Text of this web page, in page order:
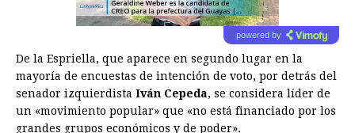
powered by
De la Espriella, que aparece en segundo lugar en la
mayoría de encuestas de intención de voto, por detrás del
senador izquierdista Iván Cepeda, se considera líder de
un «movimiento popular» que «no está financiado por los
grandes grupos económicos y de poder».